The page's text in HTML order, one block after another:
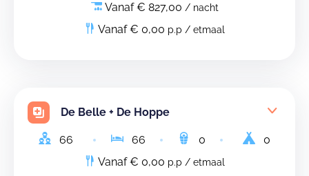
Vanaf € 827,00 / nacht
Vanaf € 0,00 p.p / etmaal
De Belle + De Hoppe
66 66 0
0
Vanaf € 0,00 p.p / etmaal